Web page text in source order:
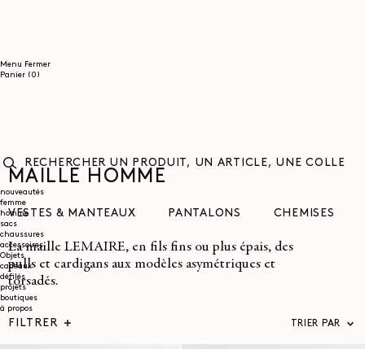
Menu Fermer
Panier (0)
RECHERCHER
UN
PRODUIT,
UN
UNE
COLLECTION...
nouveautés
femme
homme
sacs
chaussures
accessoires
Objets
cadeaux
défilés
projets
boutiques
à propos
MAILLE HOMME
VESTES & MANTEAUX PANTALONS CHEMISES
La maille LEMAIRE, en fils fins ou plus épais, des
pulls et cardigans aux modèles asymétriques et
torsadés.
FILTRER TRIER PAR